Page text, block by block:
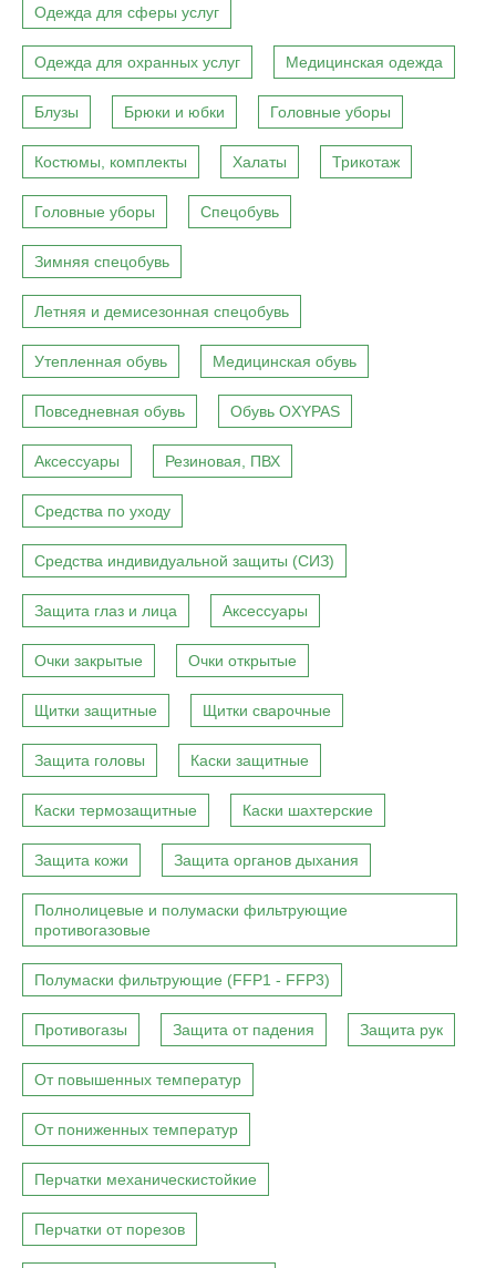
Одежда для сферы услуг
Одежда для охранных услуг Медицинская одежда
Блузы Брюки и юбки Головные уборы
Костюмы, комплекты Халаты Трикотаж
Головные уборы Спецобувь
Зимняя спецобувь
Летняя и демисезонная спецобувь
Утепленная обувь Медицинская обувь
Повседневная обувь Обувь OXYPAS
Аксессуары Резиновая, ПВХ
Средства по уходу
Средства индивидуальной защиты (СИЗ)
Защита глаз и лица Аксессуары
Очки закрытые Очки открытые
Щитки защитные Щитки сварочные
Защита головы Каски защитные
Каски термозащитные Каски шахтерские
Защита кожи Защита органов дыхания
Полнолицевые и полумаски фильтрующие
противогазовые
Полумаски фильтрующие (FFP1 - FFP3)
Противогазы Защита от падения Защита рук
От повышенных температур
От пониженных температур
Перчатки механическистойкие
Перчатки от порезов